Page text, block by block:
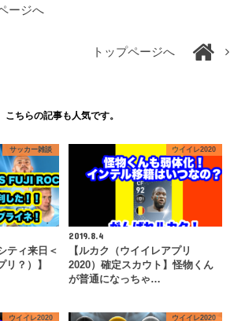
ージへ
トップページへ
こちらの記事も人気です。
サッカー雑談
ティ来日＜
リ？）】
ウイイレ2020
2019.8.4
【ルカク（ウイイレアプリ
2020）確定スカウト】怪物くん
が普通になっちゃ…
ウイイレ2020 ウイイレ2020